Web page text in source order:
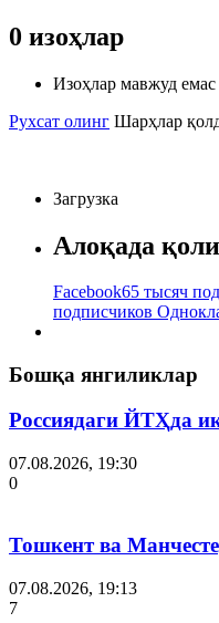
0 изоҳлар
Изоҳлар мавжуд емас
Рухсат олинг Шарҳлар
Загрузка
Алоқада
Facebook65 тысяч
подписчиков
Бошқа янгиликлар
Россиядаги ЙТҲда
07.08.2026, 19:30
0
Тошкент ва
07.08.2026, 19:13
7